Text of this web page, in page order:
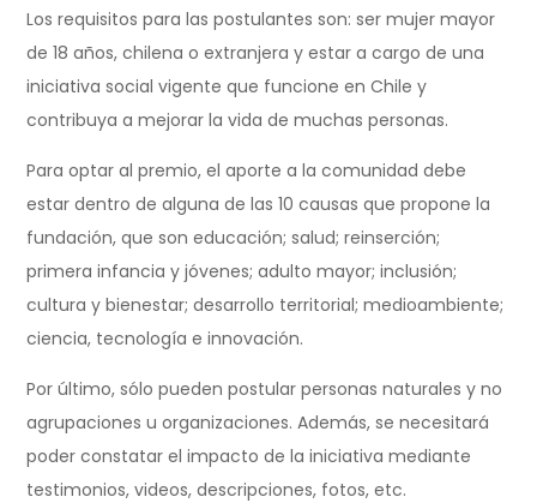
Los requisitos para las postulantes son: ser mujer mayor
de 18 años, chilena o extranjera y estar a cargo de una
iniciativa social vigente que funcione en Chile y
contribuya a mejorar la vida de muchas personas.
Para optar al premio, el aporte a la comunidad debe
estar dentro de alguna de las 10 causas que propone la
fundación, que son educación; salud; reinserción;
primera infancia y jóvenes; adulto mayor; inclusión;
cultura y bienestar; desarrollo territorial; medioambiente;
ciencia, tecnología e innovación.
Por último, sólo pueden postular personas naturales y no
agrupaciones u organizaciones. Además, se necesitará
poder constatar el impacto de la iniciativa mediante
testimonios, videos, descripciones, fotos, etc.